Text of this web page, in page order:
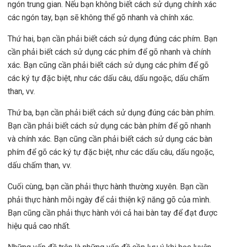
ngón trung gian. Nếu bạn không biết cách sử dụng chính xác
các ngón tay, bạn sẽ không thể gõ nhanh và chính xác.
Thứ hai, bạn cần phải biết cách sử dụng đúng các phím. Bạn
cần phải biết cách sử dụng các phím để gõ nhanh và chính
xác. Bạn cũng cần phải biết cách sử dụng các phím để gõ
các ký tự đặc biệt, như các dấu câu, dấu ngoặc, dấu chấm
than, vv.
Thứ ba, bạn cần phải biết cách sử dụng đúng các bàn phím.
Bạn cần phải biết cách sử dụng các bàn phím để gõ nhanh
và chính xác. Bạn cũng cần phải biết cách sử dụng các bàn
phím để gõ các ký tự đặc biệt, như các dấu câu, dấu ngoặc,
dấu chấm than, vv.
Cuối cùng, bạn cần phải thực hành thường xuyên. Bạn cần
phải thực hành mỗi ngày để cải thiện kỹ năng gõ của mình.
Bạn cũng cần phải thực hành với cả hai bàn tay để đạt được
hiệu quả cao nhất.